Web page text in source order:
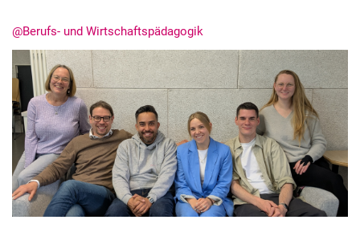
@Berufs- und Wirtschaftspädagogik